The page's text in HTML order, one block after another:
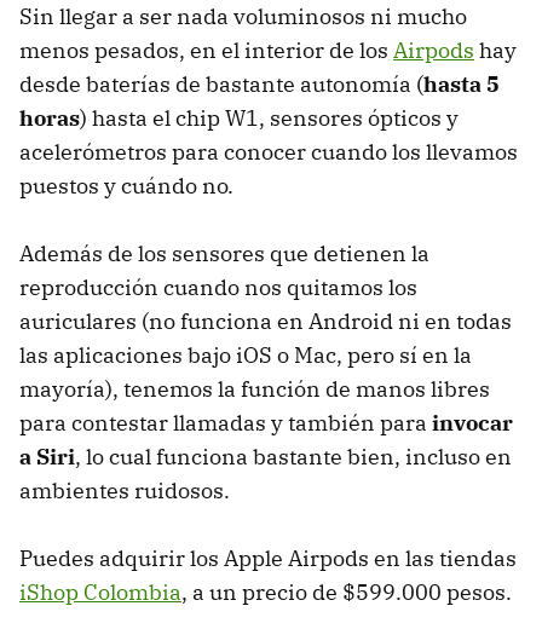
Sin llegar a ser nada voluminosos ni mucho
menos pesados, en el interior de los Airpods hay
desde baterías de bastante autonomía (hasta 5
horas) hasta el chip W1, sensores ópticos y
acelerómetros para conocer cuando los llevamos
puestos y cuándo no.
Además de los sensores que detienen la
reproducción cuando nos quitamos los
auriculares (no funciona en Android ni en todas
las aplicaciones bajo iOS o Mac, pero sí en la
mayoría), tenemos la función de manos libres
para contestar llamadas y también para invocar
a Siri, lo cual funciona bastante bien, incluso en
ambientes ruidosos.
Puedes adquirir los Apple Airpods en las tiendas
iShop Colombia, a un precio de $599.000 pesos.